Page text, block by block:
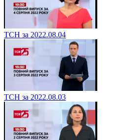
ТСН за 2022.08.04
ТСН за 2022.08.03